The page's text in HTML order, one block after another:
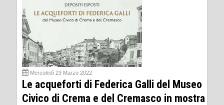
Mercoledì 23 Marzo 2022
Le acqueforti di Federica Galli del Museo
Civico di Crema e del Cremasco in mostra